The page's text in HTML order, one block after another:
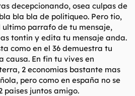
decepcionando, osea culpas de
bla bla de politiqueo. Pero tio,
ultimo parrafo de tu mensaje,
tontin y edita tu mensaje anda.
como en el 36 demuestra tu
causa. En fin tu vives en
2 economias bastante mas
pero como en españa no se
paises juntos amigo.